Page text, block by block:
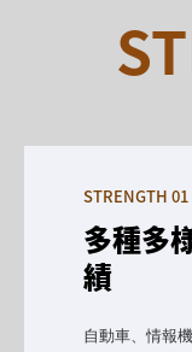
STRENGTH 01
多種多
績
自動車、情報